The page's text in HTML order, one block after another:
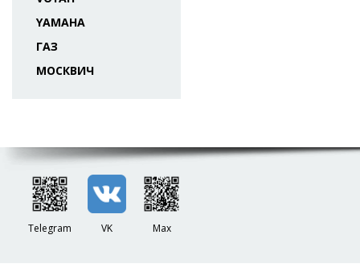
YAMAHA
ГАЗ
МОСКВИЧ
Telegram VK Max